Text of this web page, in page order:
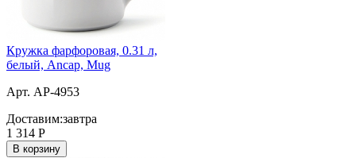
Кружка фарфоровая, 0.31 л,
белый, Ancap, Mug
Арт. AP-4953
Доставим:завтра
1 314 Р
В корзину